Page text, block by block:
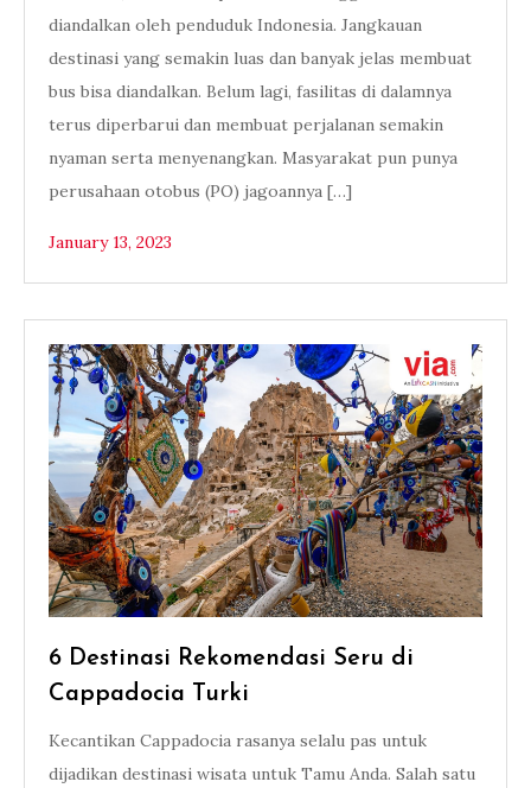
diandalkan oleh penduduk Indonesia. Jangkauan
destinasi yang semakin luas dan banyak jelas membuat
bus bisa diandalkan. Belum lagi, fasilitas di dalamnya
terus diperbarui dan membuat perjalanan semakin
nyaman serta menyenangkan. Masyarakat pun punya
perusahaan otobus (PO) jagoannya […]
January 13, 2023
6 Destinasi Rekomendasi Seru di
Cappadocia Turki
Kecantikan Cappadocia rasanya selalu pas untuk
dijadikan destinasi wisata untuk Tamu Anda. Salah satu